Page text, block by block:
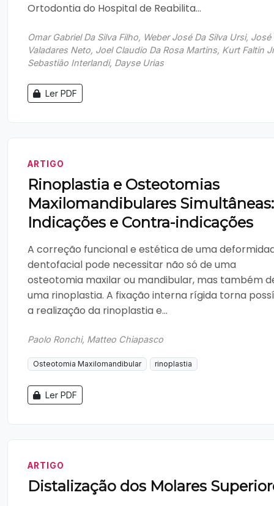
Ortodontia do Hospital de Reabilita...
Omar Gabriel Da Silva Filho, Weber José Da Silva Ursi, José
Valadares Neto, Joel Claudio Da Rosa Martins, Kurt Faltin
Sebastião Interlandi, Dayse Urias
Ler PDF
ARTIGO
Rinoplastia e Osteotomias
Maxilomandibulares Simultâneas:
Indicações e Contra-indicações
A correção funcional e estética de uma
dentofacial pode necessitar não só de uma
osteotomia maxilar ou mandibular, mas também
uma rinoplastia. A fixação interna rígida torna
a realização da rinoplastia e...
Paolo Ronchi, Matteo Chiapasco
Osteotomia Maxilomandibular rinoplastia
Ler PDF
ARTIGO
Distalização dos Molares